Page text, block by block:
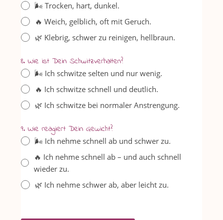
🌬️ Trocken, hart, dunkel.
🔥 Weich, gelblich, oft mit Geruch.
🌿 Klebrig, schwer zu reinigen, hellbraun.
8. Wie ist Dein Schwitzverhalten?
🌬️ Ich schwitze selten und nur wenig.
🔥 Ich schwitze schnell und deutlich.
🌿 Ich schwitze bei normaler Anstrengung.
9. Wie reagiert Dein Gewicht?
🌬️ Ich nehme schnell ab und schwer zu.
🔥 Ich nehme schnell ab – und auch schnell
wieder zu.
🌿 Ich nehme schwer ab, aber leicht zu.